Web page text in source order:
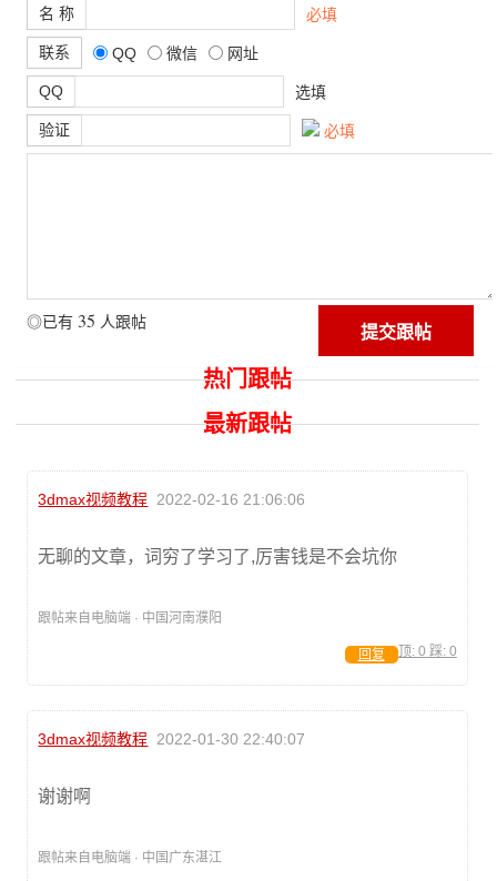
名 称 必填
联系 QQ 微信 网址
QQ 选填
验证 必填
◎已有 35 人跟帖
热门跟帖
最新跟帖
3dmax视频教程 2022-02-16 21:06:06
无聊的文章，词穷了学习了,厉害钱是不会坑你
跟帖来自电脑端 · 中国河南濮阳
顶: 0 踩: 0
回复
3dmax视频教程 2022-01-30 22:40:07
谢谢啊
跟帖来自电脑端 · 中国广东湛江